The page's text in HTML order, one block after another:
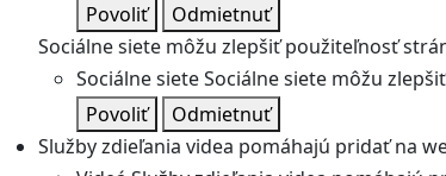
Povoliť
Odmietnuť
Sociálne siete môžu zlepšiť použiteľnosť
Sociálne sieteSociálne siete môžu
Povoliť
Odmietnuť
Služby zdieľania videa pomáhajú pridať na